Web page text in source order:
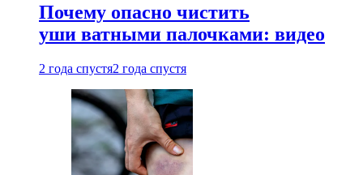
Почему опасно чистить
уши ватными палочками: видео
2 года спустя2 года спустя